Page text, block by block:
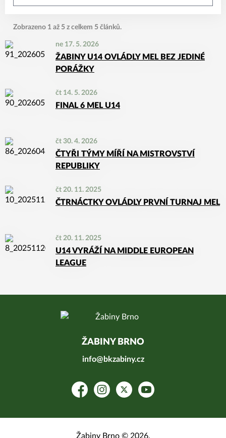
Zobrazeno 1 až 5 z celkem 5 článků.
ne 17. 5. 2026
ŽABINY U14 OVLÁDLY MEL BEZ JEDINÉ
PORÁŽKY
čt 14. 5. 2026
FINAL 6 MEL U14
čt 30. 4. 2026
ČTYŘI TÝMY MÍŘÍ NA MISTROVSTVÍ
REPUBLIKY
čt 20. 11. 2025
ČTRNÁCTKY OVLÁDLY PRVNÍ TURNAJ MEL
čt 20. 11. 2025
U14 VYRÁŽÍ NA MIDDLE EUROPEAN
LEAGUE
ŽABINY BRNO
info@bkzabiny.cz
FacebookInstagramPlatform X
YouTube
Žabiny Brno © 2026.